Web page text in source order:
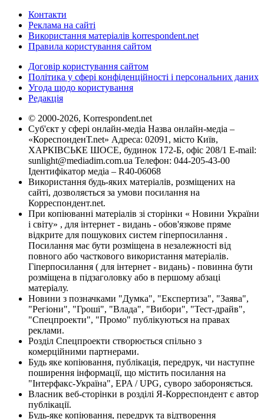
Контакти
Реклама на сайті
Використання матеріалів korrespondent.net
Правила користування сайтом
Договір користування сайтом
Політика у сфері конфіденційності і персональних даних
Угода щодо користування
Редакція
© 2000-2026, Korrespondent.net
Суб'єкт у сфері онлайн-медіа Назва онлайн-медіа –
«КореспонденТ.net» Адреса: 02091, місто Київ,
ХАРКІВСЬКЕ ШОСЕ, будинок 172-Б, офіс 208/1 E-mail:
sunlight@mediadim.com.ua Телефон: 044-205-43-00
Ідентифікатор медіа – R40-06068
Використання будь-яких матеріалів, розміщених на
сайті, дозволяється за умови посилання на
Корреспондент.net.
При копіюванні матеріалів зі сторінки « Новини України
і світу» , для інтернет - видань - обов'язкове пряме
відкрите для пошукових систем гіперпосилання .
Посилання має бути розміщена в незалежності від
повного або часткового використання матеріалів.
Гіперпосилання ( для інтернет - видань) - повинна бути
розміщена в підзаголовку або в першому абзаці
матеріалу.
Новини з позначками "Думка", "Експертиза", "Заява",
"Регіони", "Гроші", "Влада", "Вибори", "Тест-драйв",
"Спецпроекти", "Промо" публікуються на правах
реклами.
Розділ Спецпроекти створюється спільно з
комерційними партнерами.
Будь яке копіювання, публікація, передрук, чи наступне
поширення інформації, що містить посилання на
"Інтерфакс-Україна", EPA / UPG, суворо забороняється.
Власник веб-сторінки в розділі Я-Корреспондент є автор
публікації.
Будь-яке копіювання, передрук та відтворення